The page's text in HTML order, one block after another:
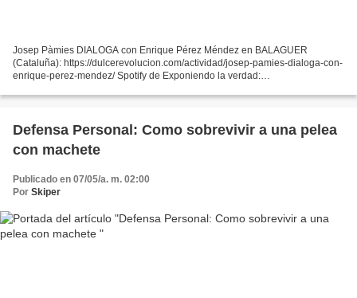
Josep Pàmies DIALOGA con Enrique Pérez Méndez en BALAGUER
(Cataluña): https://dulcerevolucion.com/actividad/josep-pamies-dialoga-con-
enrique-perez-mendez/ Spotify de Exponiendo la verdad:
si=e338646cbb774fb5...
Defensa Personal: Como sobrevivir a una pelea
con machete
Publicado en 07/05/a. m. 02:00
Por Skiper